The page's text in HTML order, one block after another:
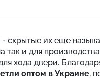
скрытые их еще
так и для
хода двери.
оптом в Украине,